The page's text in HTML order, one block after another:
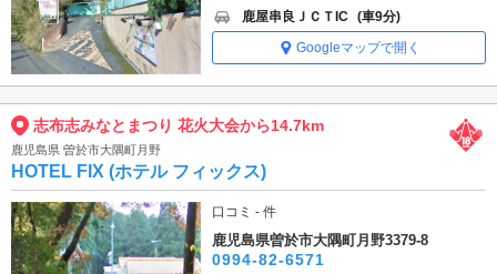
鹿屋串良ＪＣＴIC (車9分)
Googleマップで開く
志布志みなとまつり 花火大会から14.7km
鹿児島県 曽於市大隅町月野
HOTEL FIX (ホテル フィックス)
口コミ - 件
鹿児島県曽於市大隅町月野3379-8
0994-82-6571